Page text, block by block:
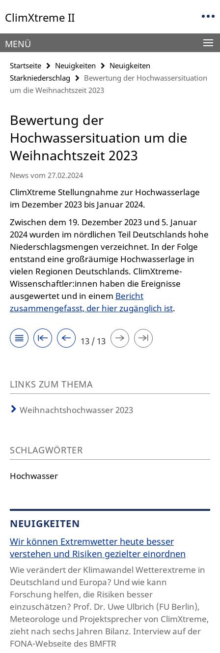
direkt
Inhalt
ClimXtreme II
Service-
Navigation
MENÜ
Startseite Neuigkeiten
Neuigkeiten
Starkniederschlag
Bewertung der Hochwassersituation
um die Weihnachtszeit 2023
Bewertung der
Hochwassersituation um die
Weihnachtszeit 2023
News vom 27.02.2024
ClimXtreme Stellungnahme zur Hochwasserlage
im Dezember 2023 bis Januar 2024.
Zwischen dem 19. Dezember 2023 und 5. Januar
2024 wurden im nördlichen Teil Deutschlands hohe
Niederschlagsmengen verzeichnet. In der Folge
entstand eine großräumige Hochwasserlage in
vielen Regionen Deutschlands. ClimXtreme-
Wissenschaftler:innen haben die Ereignisse
ausgewertet und in einem Bericht
zusammengefasst, der hier zugänglich ist.
13 / 13
LINKS ZUM THEMA
Weihnachtshochwasser 2023
SCHLAGWÖRTER
Hochwasser
NEUIGKEITEN
Wir können Extremwetter heute besser
verstehen und Risiken gezielter einordnen
Wie verändert der Klimawandel Wetterextreme in
Deutschland und Europa? Und wie kann
Forschung helfen, die Risiken besser
einzuschätzen? Prof. Dr. Uwe Ulbrich (FU Berlin),
Meteorologe und Projektsprecher von ClimXtreme,
zieht nach sechs Jahren Bilanz. Interview auf der
FONA-Webseite des BMFTR